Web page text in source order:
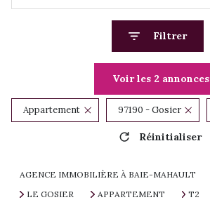
Filtrer
Voir les 2 annonces
Appartement 97190 - Gosier
Réinitialiser
AGENCE IMMOBILIÈRE À BAIE-MAHAULT
LE GOSIER
APPARTEMENT T2